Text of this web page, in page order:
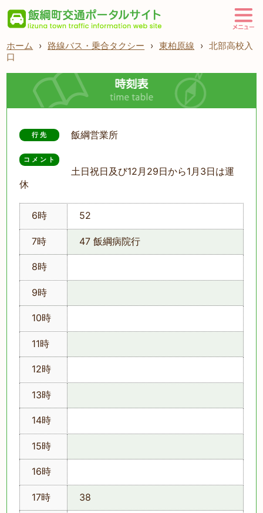
ホーム › 路線バス・乗合タクシー › 東柏原線 › 北部高校入
口
行先 飯綱営業所
コメント
土日祝日及び12月29日から1月3日は運
休
6時 52
7時 47 飯綱病院行
8時
9時
10時
11時
12時
13時
14時
15時
16時
17時 38